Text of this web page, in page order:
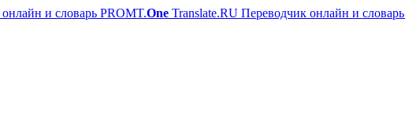
PROMT.One Translate.RU Переводчик онлайн и словарь